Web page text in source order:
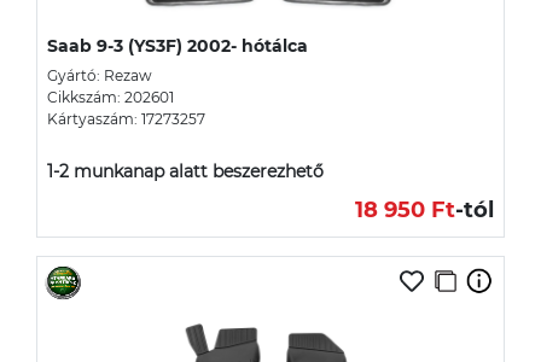
Saab 9-3 (YS3F) 2002- hótálca
Gyártó: Rezaw
Cikkszám: 202601
Kártyaszám: 17273257
1-2 munkanap alatt beszerezhető
18 950 Ft-tól